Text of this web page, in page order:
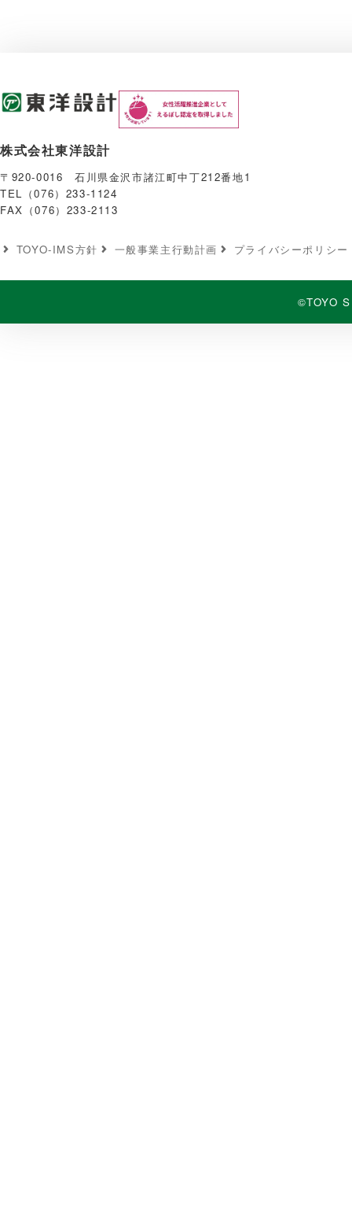
株式会社東洋設計
〒920-0016 石川県金沢市諸江町中丁212番地1
TEL（076）233-1124
FAX（076）233-2113
TOYO-IMS⽅針 ⼀般事業主⾏動計画 プライバシーポリシー
©TOYO